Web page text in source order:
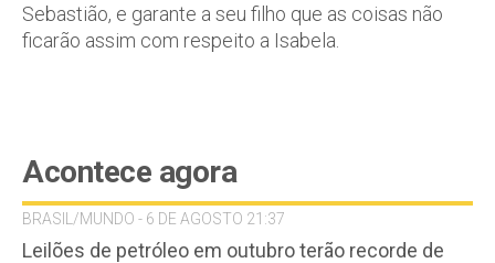
Sebastião, e garante a seu filho que as coisas não
ficarão assim com respeito a Isabela.
Acontece agora
BRASIL/MUNDO - 6 DE AGOSTO 21:37
Leilões de petróleo em outubro terão recorde de